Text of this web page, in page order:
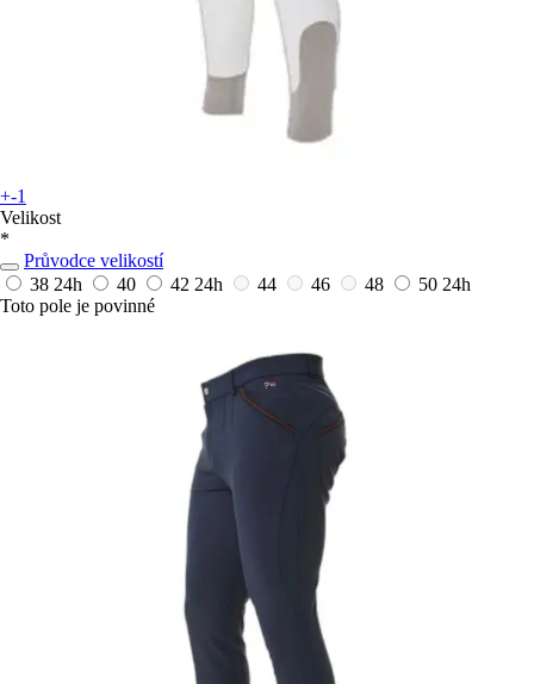
+-1
Velikost
*
Průvodce velikostí
38 24h 40 42 24h 44 46 48 50 24h
Toto pole je povinné